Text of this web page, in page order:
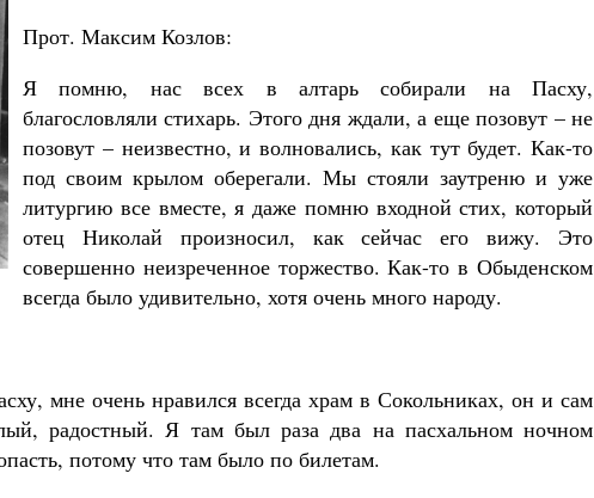
Прот. Максим Козлов:
Я помню, нас всех в алтарь собирали на Пасху,
благословляли стихарь. Этого дня ждали, а еще позовут – не
позовут – неизвестно, и волновались, как тут будет. Как-то
под своим крылом оберегали. Мы стояли заутреню и уже
литургию все вместе, я даже помню входной стих, который
отец Николай произносил, как сейчас его вижу. Это
совершенно неизреченное торжество. Как-то в Обыденском
всегда было удивительно, хотя очень много народу.
мне очень нравился всегда храм в Сокольниках, он и сам
радостный. Я там был раза два на пасхальном ночном
потому что там было по билетам.